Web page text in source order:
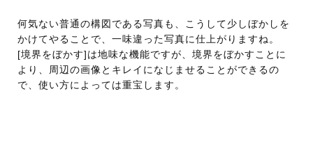
何気ない普通の構図である写真も、こうして少しぼかしを
かけてやることで、一味違った写真に仕上がりますね。
[境界をぼかす]は地味な機能ですが、境界をぼかすことに
より、周辺の画像とキレイになじませることができるの
で、使い方によっては重宝します。